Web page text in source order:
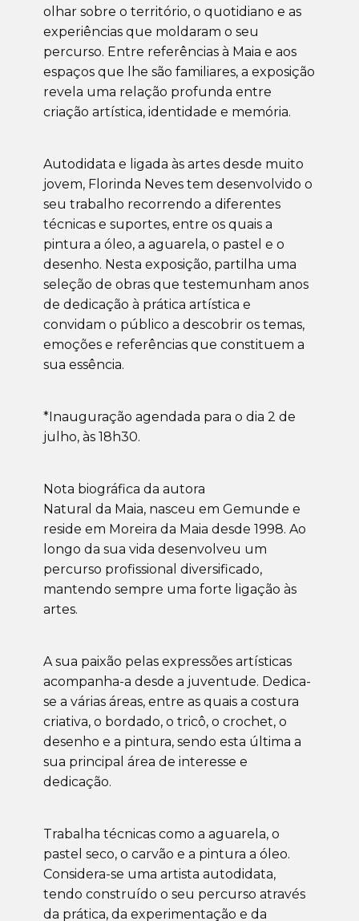
olhar sobre o território, o quotidiano e as
experiências que moldaram o seu
percurso. Entre referências à Maia e aos
espaços que lhe são familiares, a exposição
revela uma relação profunda entre
criação artística, identidade e memória.
Autodidata e ligada às artes desde muito
jovem, Florinda Neves tem desenvolvido o
seu trabalho recorrendo a diferentes
técnicas e suportes, entre os quais a
pintura a óleo, a aguarela, o pastel e o
desenho. Nesta exposição, partilha uma
seleção de obras que testemunham anos
de dedicação à prática artística e
convidam o público a descobrir os temas,
emoções e referências que constituem a
sua essência.
*Inauguração agendada para o dia 2 de
julho, às 18h30.
Nota biográfica da autora
Natural da Maia, nasceu em Gemunde e
reside em Moreira da Maia desde 1998. Ao
longo da sua vida desenvolveu um
percurso profissional diversificado,
mantendo sempre uma forte ligação às
artes.
A sua paixão pelas expressões artísticas
acompanha-a desde a juventude. Dedica-
se a várias áreas, entre as quais a costura
criativa, o bordado, o tricô, o crochet, o
desenho e a pintura, sendo esta última a
sua principal área de interesse e
dedicação.
Trabalha técnicas como a aguarela, o
pastel seco, o carvão e a pintura a óleo.
Considera-se uma artista autodidata,
tendo construído o seu percurso através
da prática, da experimentação e da